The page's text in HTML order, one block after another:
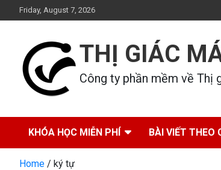
to
Friday, August 7, 2026
THỊ GIÁC
Công ty phần mềm về Thị
KHÓA HỌC MIỄN PHÍ BÀI VIẾT THEO
Home ký tự